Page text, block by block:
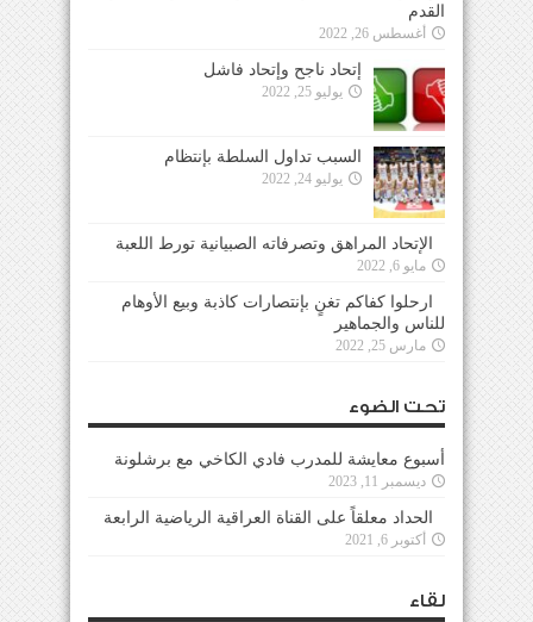
القدم
أغسطس 26, 2022
إتحاد ناجح وإتحاد فاشل
يوليو 25, 2022
السبب تداول السلطة بإنتظام
يوليو 24, 2022
الإتحاد المراهق وتصرفاته الصبيانية تورط اللعبة
مايو 6, 2022
ارحلوا كفاكم تغنٍ بإنتصارات كاذبة وبيع الأوهام
للناس والجماهير
مارس 25, 2022
تحت الضوء
أسبوع معايشة للمدرب فادي الكاخي مع برشلونة
ديسمبر 11, 2023
الحداد معلقاً على القناة العراقية الرياضية الرابعة
أكتوبر 6, 2021
لقاء